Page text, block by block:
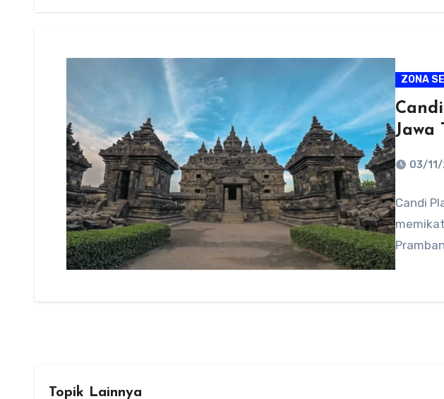
ZONA
Jawa
03/
Candi
Topik Lainnya